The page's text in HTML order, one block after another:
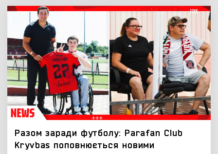
Разом заради футболу: Parafan Club
Kryvbas поповнюється новими